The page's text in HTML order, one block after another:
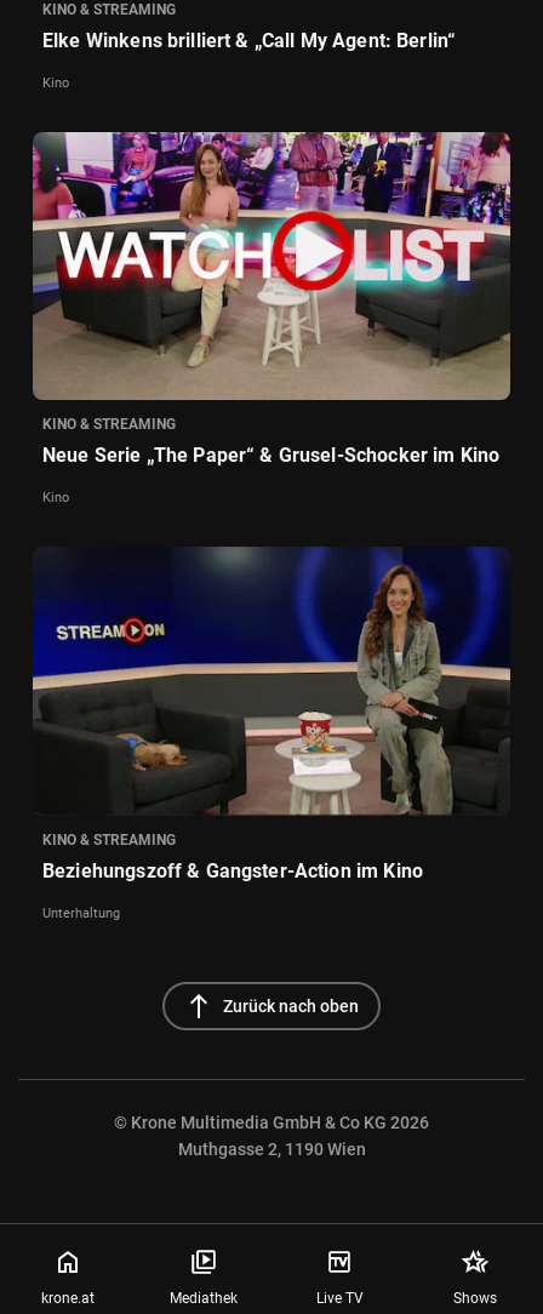
KINO & STREAMING
Elke Winkens brilliert & „Call My Agent: Berlin“
Kino
KINO & STREAMING
Neue Serie „The Paper“ & Grusel-Schocker im Kino
Kino
KINO & STREAMING
Beziehungszoff & Gangster-Action im Kino
Unterhaltung
north Zurück nach oben
© Krone Multimedia GmbH & Co KG 2026
Muthgasse 2, 1190 Wien
krone.at Mediathek Live TV Shows
NaN%